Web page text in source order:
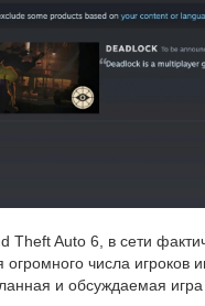
Theft Auto 6, в сети
числа игроков
и обсуждаемая